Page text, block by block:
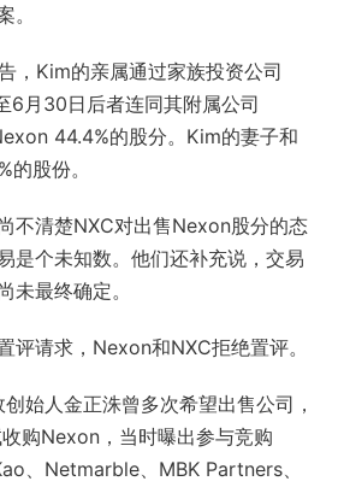
。
，Kim的亲属通过家族投资公司
6月30日后者连同其附属公司
44.4%的股分。Kim的妻子和
股份。
不清楚NXC对出售Nexon股分的态
是个未知数。他们还补充说，交易
未最终确定。
评请求，Nexon和NXC拒绝置评。
始人金正洙曾多次希望出售公司，
购Nexon，当时曝出参与竞购
、Netmarble、MBK Partners、